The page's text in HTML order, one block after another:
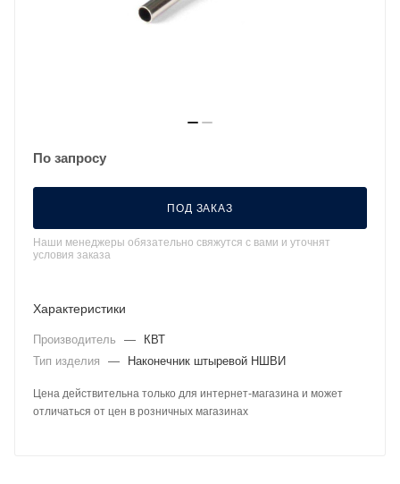
По запросу
ПОД ЗАКАЗ
Наши менеджеры обязательно свяжутся с вами и уточнят
условия заказа
Характеристики
Производитель —
КВТ
Тип изделия
— Наконечник штыревой НШВИ
Цена действительна только для интернет-магазина и может
отличаться от цен в розничных магазинах